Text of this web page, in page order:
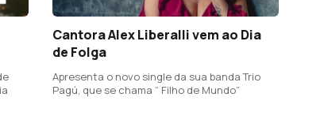
Cantora Alex Liberalli vem ao Dia
de Folga
Apresenta o novo single da sua banda Trio
Pagú, que se chama “ Filho de Mundo”